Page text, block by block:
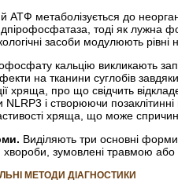
АТФ метаболізується до
тоді як лужна
засоби модулюють рівні
кальцію викликають
на тканини суглобів
хряща, про що свідчить
і створюючи
хряща, що може
Виділяють три основні
зумовлені травмою або
МЕТОДИ ДІАГНОСТИКИ